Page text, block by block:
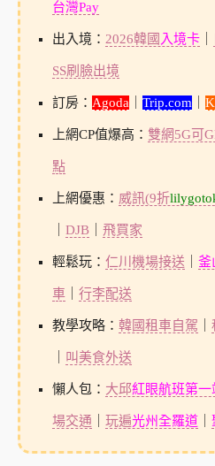
台灣Pay
出入境： 2026韓國 入境卡｜
SS刷臉出境
訂房： Agoda Trip.com
上網CP值爆高： 雙網5G可
點
上網優惠： 威訊(9折
DJB｜ 飛買家
輕鬆玩： 仁川機場接送 釜
車｜ 行李配送
教學攻略： 韓國租車自駕
叫美食外送
懶人包： 大邱紅眼航班第一
場交通 玩遍光州全羅道｜